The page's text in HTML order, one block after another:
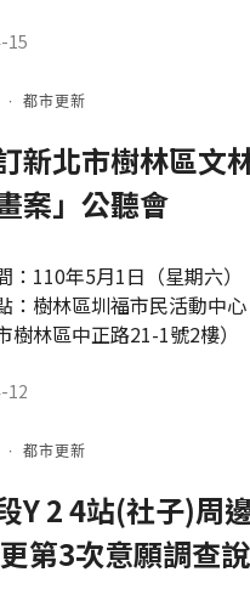
15
· 都市更新
訂新北市樹林區
案」公聽會
：110年5月1日（星期六）
：樹林區圳福市民活動中心
樹林區中正路21-1號2樓）
12
· 都市更新
Y 2 4站(社子)周
第3次意願調查